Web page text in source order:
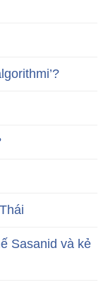
Sasanid và kẻ